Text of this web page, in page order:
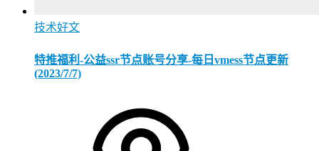
技术好文
特推福利-公益ssr节点账号分享-每日vmess节点更新
(2023/7/7)